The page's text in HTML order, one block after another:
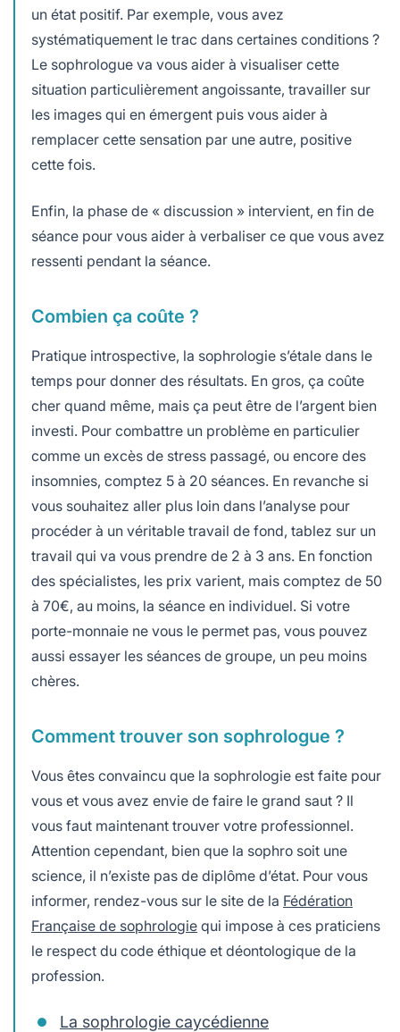
un état positif. Par exemple, vous avez
systématiquement le trac dans certaines conditions ?
Le sophrologue va vous aider à visualiser cette
situation particulièrement angoissante, travailler sur
les images qui en émergent puis vous aider à
remplacer cette sensation par une autre, positive
cette fois.
Enfin, la phase de « discussion » intervient, en fin de
séance pour vous aider à verbaliser ce que vous avez
ressenti pendant la séance.
Combien ça coûte ?
Pratique introspective, la sophrologie s’étale dans le
temps pour donner des résultats. En gros, ça coûte
cher quand même, mais ça peut être de l’argent bien
investi. Pour combattre un problème en particulier
comme un excès de stress passagé, ou encore des
insomnies, comptez 5 à 20 séances. En revanche si
vous souhaitez aller plus loin dans l’analyse pour
procéder à un véritable travail de fond, tablez sur un
travail qui va vous prendre de 2 à 3 ans. En fonction
des spécialistes, les prix varient, mais comptez de 50
à 70€, au moins, la séance en individuel. Si votre
porte-monnaie ne vous le permet pas, vous pouvez
aussi essayer les séances de groupe, un peu moins
chères.
Comment trouver son sophrologue ?
Vous êtes convaincu que la sophrologie est faite pour
vous et vous avez envie de faire le grand saut ? Il
vous faut maintenant trouver votre professionnel.
Attention cependant, bien que la sophro soit une
science, il n’existe pas de diplôme d’état. Pour vous
informer, rendez-vous sur le site de la Fédération
Française de sophrologie qui impose à ces praticiens
le respect du code éthique et déontologique de la
profession.
La sophrologie caycédienne